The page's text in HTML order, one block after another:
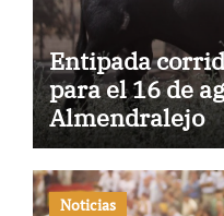
Entipada
para el 16 de
Almendralejo
Noticias